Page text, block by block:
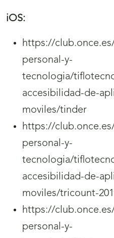
iOS:
https://
personal-y-
tecnologia/
accesibilidad-de-
moviles/tinder
https://
personal-y-
tecnologia/
accesibilidad-de-
moviles/tricount-
https://
personal-y-